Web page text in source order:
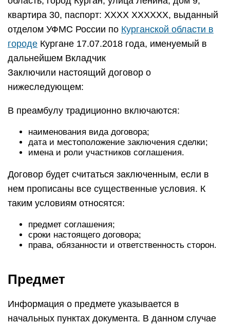
квартира 30, паспорт: ХХХХ ХХХХХХ, выданный
отделом УФМС России по Курганской области в
городе Кургане 17.07.2018 года, именуемый в
дальнейшем Вкладчик
Заключили настоящий договор о
нижеследующем:
В преамбулу традиционно включаются:
наименования вида договора;
дата и местоположение заключения сделки;
имена и роли участников соглашения.
Договор будет считаться заключенным, если в
нем прописаны все существенные условия. К
таким условиям относятся:
предмет соглашения;
сроки настоящего договора;
права, обязанности и ответственность сторон.
Предмет
Информация о предмете указывается в
начальных пунктах документа. В данном случае